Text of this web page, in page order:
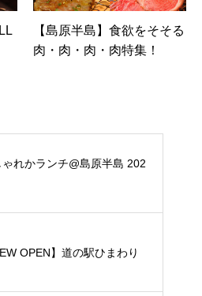
【島原半島】食欲をそそる
肉・肉・肉・肉特集！
ゃれかランチ@島原半島 202
OPEN】道の駅ひまわり